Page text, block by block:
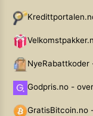
Godpris.no -
GratisBitcoin.no